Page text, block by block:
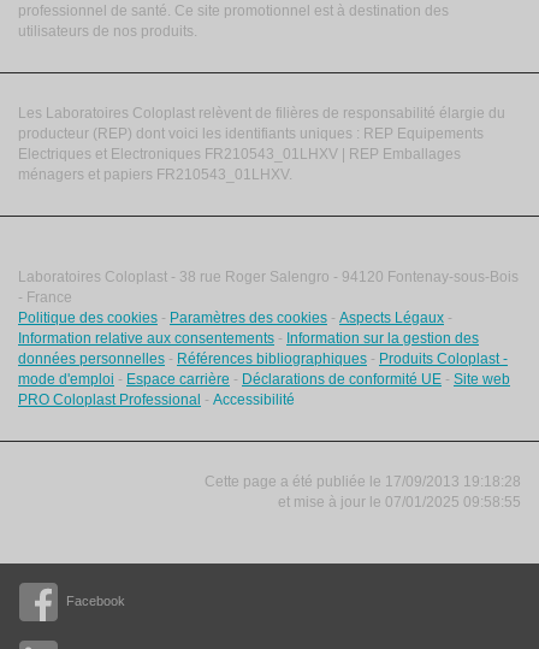
Facebook
professionnel de santé. Ce site promotionnel est à destination des
utilisateurs de nos produits.
Les Laboratoires Coloplast relèvent de filières de responsabilité élargie du
producteur (REP) dont voici les identifiants uniques : REP Equipements
Electriques et Electroniques FR210543_01LHXV | REP Emballages
ménagers et papiers FR210543_01LHXV.
Laboratoires Coloplast - 38 rue Roger Salengro - 94120 Fontenay-sous-Bois
- France
Politique des cookies - Paramètres des cookies - Aspects Légaux -
Information relative aux consentements - Information sur la gestion des
données personnelles - Références bibliographiques - Produits Coloplast -
mode d'emploi - Espace carrière - Déclarations de conformité UE - Site web
PRO Coloplast Professional - Accessibilité
Cette page a été publiée le 17/09/2013 19:18:28
et mise à jour le 07/01/2025 09:58:55